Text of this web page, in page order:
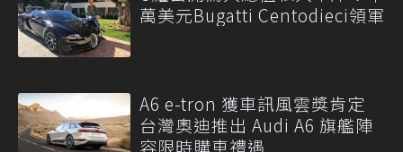
萬美元Bugatti Centodieci領軍
A6 e-tron 獲車訊風雲獎肯定
台灣奧迪推出 Audi A6 旗艦陣
容限時購車禮遇